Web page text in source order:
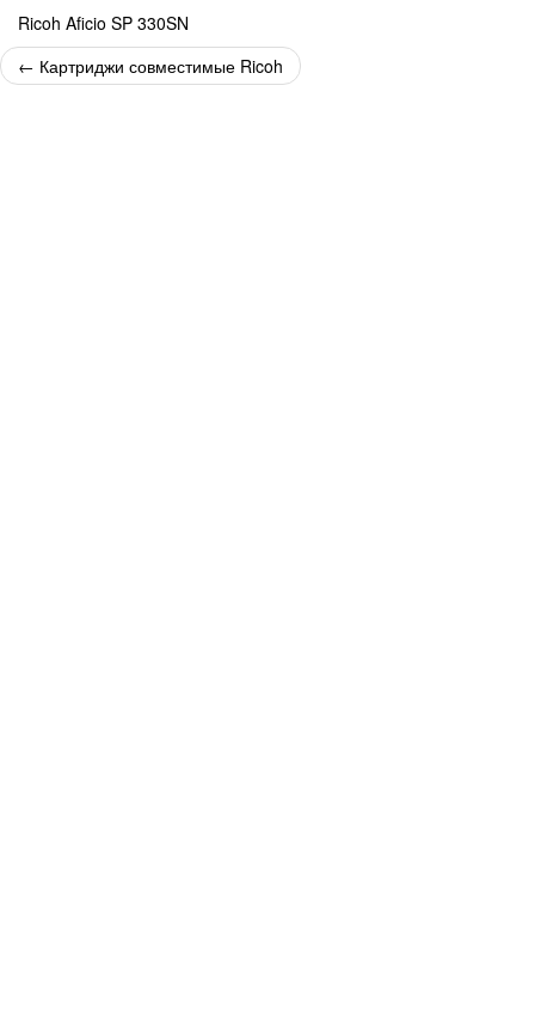
Ricoh Aficio SP 330SN
← Картриджи совместимые Ricoh